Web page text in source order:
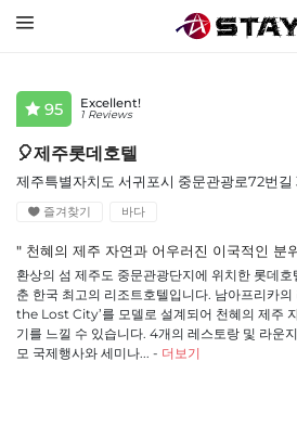
Excellent!
1 Reviews
95
🎈제주롯데호텔
제주특별자치도 서귀포시 중문관광로72번길
즐겨찾기 바다
" 천혜의 제주 자연과 어우러진 이국적인 분
환상의 섬 제주도 중문관광단지에 위치한 롯데
춘 한국 최고의 리조트호텔입니다. 남아프리카
the Lost City’를 모델로 설계되어 천혜의 제주
기를 느낄 수 있습니다. 4개의 레스토랑 및 라운
모 국제행사와 세미나... - 더보기